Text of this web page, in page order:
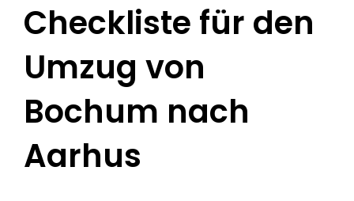
Checkliste für den
Umzug von
Bochum nach
Aarhus